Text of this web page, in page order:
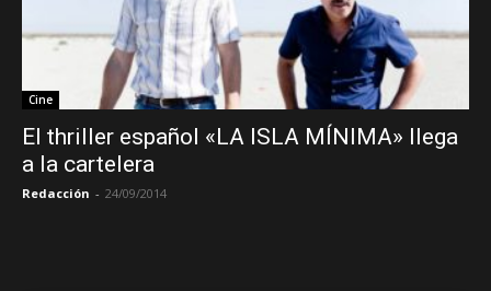
Cine
El thriller español «LA ISLA MÍNIMA» llega
a la cartelera
Redacción - 24/09/2014